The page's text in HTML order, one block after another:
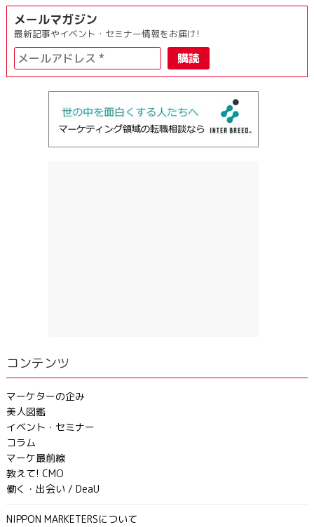
メールマガジン
最新記事やイベント・セミナー情報をお届け!
コンテンツ
マーケターの企み
美人図鑑
イベント・セミナー
コラム
マーケ最前線
教えて! CMO
働く・出会い / DeaU
NIPPON MARKETERSについて